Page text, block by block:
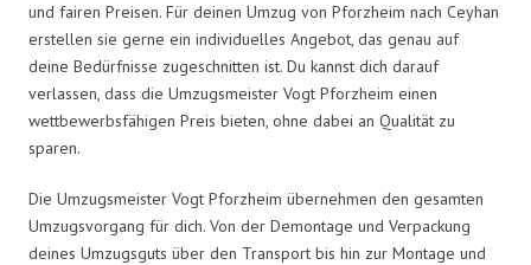
und fairen Preisen. Für deinen Umzug von Pforzheim nach Ceyhan
erstellen sie gerne ein individuelles Angebot, das genau auf
deine Bedürfnisse zugeschnitten ist. Du kannst dich darauf
verlassen, dass die Umzugsmeister Vogt Pforzheim einen
wettbewerbsfähigen Preis bieten, ohne dabei an Qualität zu
sparen.
Die Umzugsmeister Vogt Pforzheim übernehmen den gesamten
Umzugsvorgang für dich. Von der Demontage und Verpackung
deines Umzugsguts über den Transport bis hin zur Montage und